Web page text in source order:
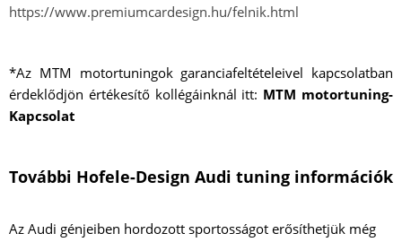
https://www.premiumcardesign.hu/felnik.html
*Az MTM motortuningok garanciafeltételeivel kapcsolatban
érdeklődjön értékesítő kollégáinknál itt: MTM motortuning-
Kapcsolat
További Hofele-Design Audi tuning információk
Az Audi génjeiben hordozott sportosságot erősíthetjük még